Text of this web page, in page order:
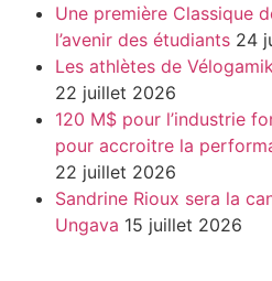
Une première Classique
l’avenir des étudiants 24
Les athlètes de
22 juillet 2026
120 M$ pour l’industrie
pour accroitre la
22 juillet 2026
Sandrine Rioux sera la
Ungava 15 juillet 2026